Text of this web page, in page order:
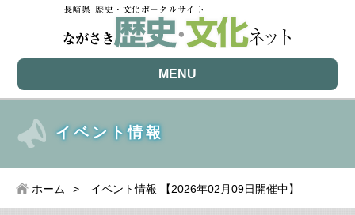
MENU
イベント情報
ホーム イベント情報 【2026年02月09日開催中】